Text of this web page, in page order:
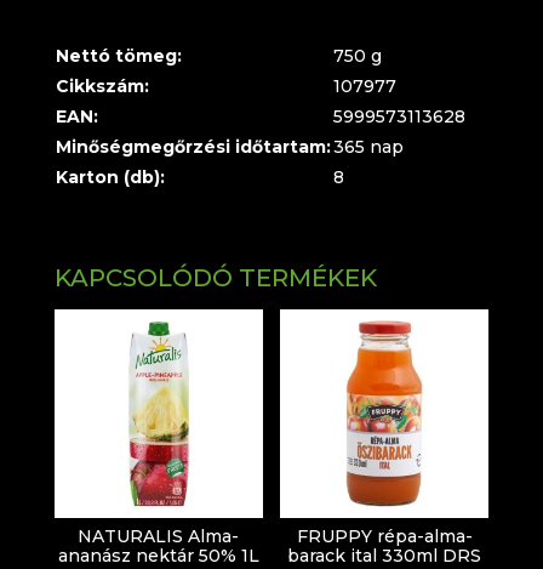
Nettó tömeg:
750 g
Cikkszám:
107977
EAN:
5999573113628
Minőségmegőrzési időtartam:365 nap
Karton (db):
8
KAPCSOLÓDÓ TERMÉKEK
NATURALIS Alma-
ananász nektár 50% 1L
FRUPPY répa-alma-
barack ital 330ml DRS